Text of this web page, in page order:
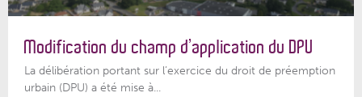
Modification du champ d’application du DPU
La délibération portant sur l’exercice du droit de préemption
urbain (DPU) a été mise à...